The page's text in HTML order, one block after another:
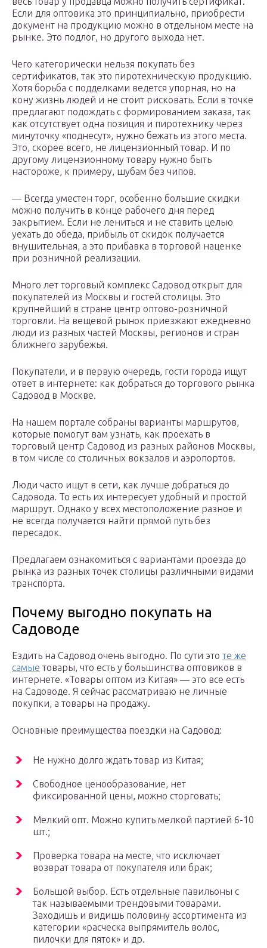
Если для оптовика это принципиально, приобрести
документ на продукцию можно в отдельном месте на
рынке. Это подлог, но другого выхода нет.
Чего категорически нельзя покупать без
сертификатов, так это пиротехническую продукцию.
Хотя борьба с подделками ведется упорная, но на
кону жизнь людей и не стоит рисковать. Если в точке
предлагают подождать с формированием заказа, так
как отсутствует одна позиция и пиротехнику через
минуточку «поднесут», нужно бежать из этого места.
Это, скорее всего, не лицензионный товар. И по
другому лицензионному товару нужно быть
настороже, к примеру, шубам без чипов.
— Всегда уместен торг, особенно большие скидки
можно получить в конце рабочего дня перед
закрытием. Если не лениться и не ставить целью
уехать до обеда, прибыль от скидок получается
внушительная, а это прибавка в торговой наценке
при розничной реализации.
Много лет торговый комплекс Садовод открыт для
покупателей из Москвы и гостей столицы. Это
крупнейший в стране центр оптово-розничной
торговли. На вещевой рынок приезжают ежедневно
люди из разных частей Москвы, регионов и стран
ближнего зарубежья.
Покупатели, и в первую очередь, гости города ищут
ответ в интернете: как добраться до торгового рынка
Садовод в Москве.
На нашем портале собраны варианты маршрутов,
которые помогут вам узнать, как проехать в
торговый центр Садовод из разных районов Москвы,
в том числе со столичных вокзалов и аэропортов.
Люди часто ищут в сети, как лучше добраться до
Садовода. То есть их интересует удобный и простой
маршрут. Однако у всех местоположение разное и
не всегда получается найти прямой путь без
пересадок.
Предлагаем ознакомиться с вариантами проезда до
рынка из разных точек столицы различными видами
транспорта.
Почему выгодно покупать на
Садоводе
Ездить на Садовод очень выгодно. По сути это те же
самые товары, что есть у большинства оптовиков в
интернете. «Товары оптом из Китая» — это все есть
на Садоводе. Я сейчас рассматриваю не личные
покупки, а товары на продажу.
Основные преимущества поездки на Садовод:
Не нужно долго ждать товар из Китая;
Свободное ценообразование, нет
фиксированной цены, можно сторговать;
Мелкий опт. Можно купить мелкой партией 6-10
шт.;
Проверка товара на месте, что исключает
возврат товара от покупателя или брак;
Большой выбор. Есть отдельные павильоны с
так называемыми трендовыми товарами.
Заходишь и видишь половину ассортимента из
категории «расческа выпрямитель волос,
пилочки для пяток» и др.